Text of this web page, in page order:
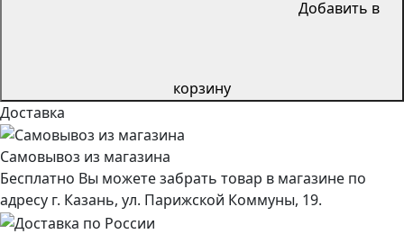
Добавить в
корзину
Доставка
Самовывоз из магазина
Бесплатно Вы можете забрать товар в магазине по
адресу г. Казань, ул. Парижской Коммуны, 19.